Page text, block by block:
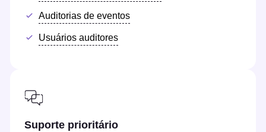
Auditorias de eventos
Usuários auditores
Suporte prioritário